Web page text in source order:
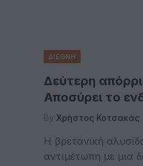
ΔΙΕΘΝΗ
Δεύτερη
Αποσύρει το
By Χρήστος Κοτσακάς
Η βρετανική
αντιμέτωπη με μια